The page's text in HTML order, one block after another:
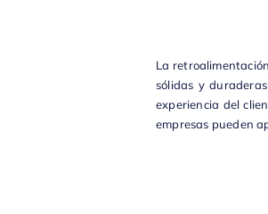
La
sólidas y
experiencia del
empresas pueden